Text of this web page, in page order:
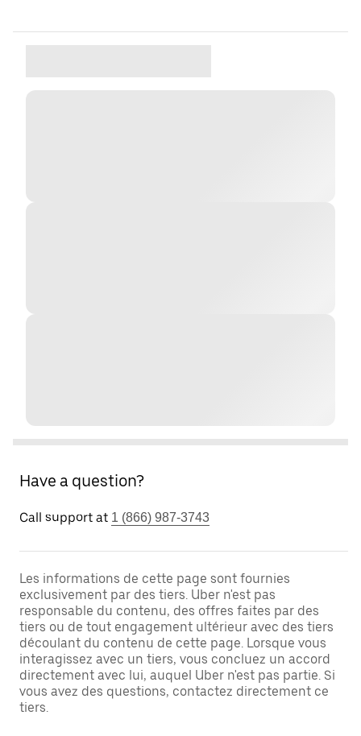
Have a question?
Call support at 1 (866) 987-3743
Les informations de cette page sont fournies
exclusivement par des tiers. Uber n'est pas
responsable du contenu, des offres faites par des
tiers ou de tout engagement ultérieur avec des tiers
découlant du contenu de cette page. Lorsque vous
interagissez avec un tiers, vous concluez un accord
directement avec lui, auquel Uber n'est pas partie. Si
vous avez des questions, contactez directement ce
tiers.